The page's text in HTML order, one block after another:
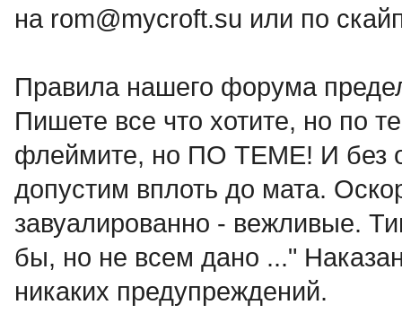
на rom@mycroft.su или по
Правила нашего форума
Пишете все что хотите, но по
флеймите, но ПО ТЕМЕ! И без
допустим вплоть до мата.
завуалированно - вежливые.
бы, но не всем дано ..."
никаких предупреждений.